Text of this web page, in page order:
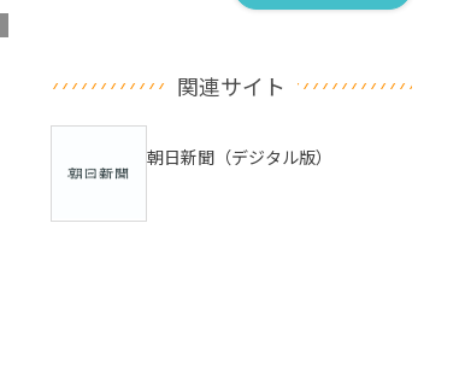
関連サイト
朝日新聞（デジタル版）